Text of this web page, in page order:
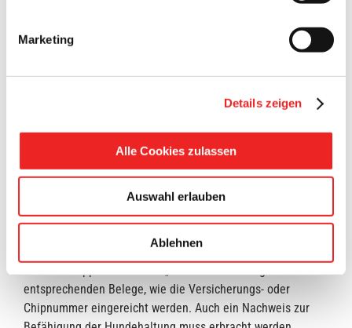
Marketing
Details zeigen
Alle Cookies zulassen
Auswahl erlauben
Ablehnen
und Liegenschaften bei der Gemeinde Barßel, der Karl
Deters bei der Hundezählung unterstützt. „Es gibt zwei
Informationen zur Anmeldung sind unter
Für jeden mehr als drei Monate alten Hund ist die
Hundesteuer zu entrichten. Es ist zudem Pflicht den Hund
im niedersächsischen Hunderegister einzutragen
Hundehalterhaftpflichtversicherung abzuschließen sowie
entsprechenden Belege, wie die Versicherungs- oder
Chipnummer eingereicht werden. Auch ein Nachweis zur